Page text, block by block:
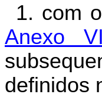
1. com
Anexo
definidos